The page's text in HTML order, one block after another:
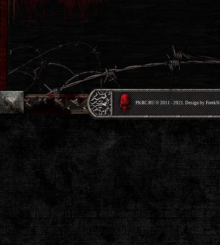
PKRС.RU © 2011 - 2021. Design by